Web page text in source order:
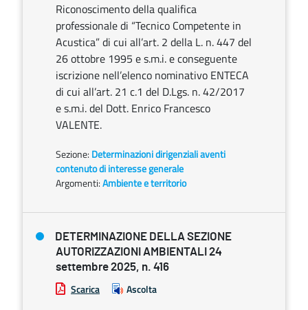
Riconoscimento della qualifica
professionale di “Tecnico Competente in
Acustica” di cui all’art. 2 della L. n. 447 del
26 ottobre 1995 e s.m.i. e conseguente
iscrizione nell’elenco nominativo ENTECA
di cui all’art. 21 c.1 del D.Lgs. n. 42/2017
e s.m.i. del Dott. Enrico Francesco
VALENTE.
Sezione: Determinazioni dirigenziali aventi
contenuto di interesse generale
Argomenti:Ambiente e territorio
DETERMINAZIONE DELLA SEZIONE
AUTORIZZAZIONI AMBIENTALI 24
settembre 2025, n. 416
Scarica Ascolta